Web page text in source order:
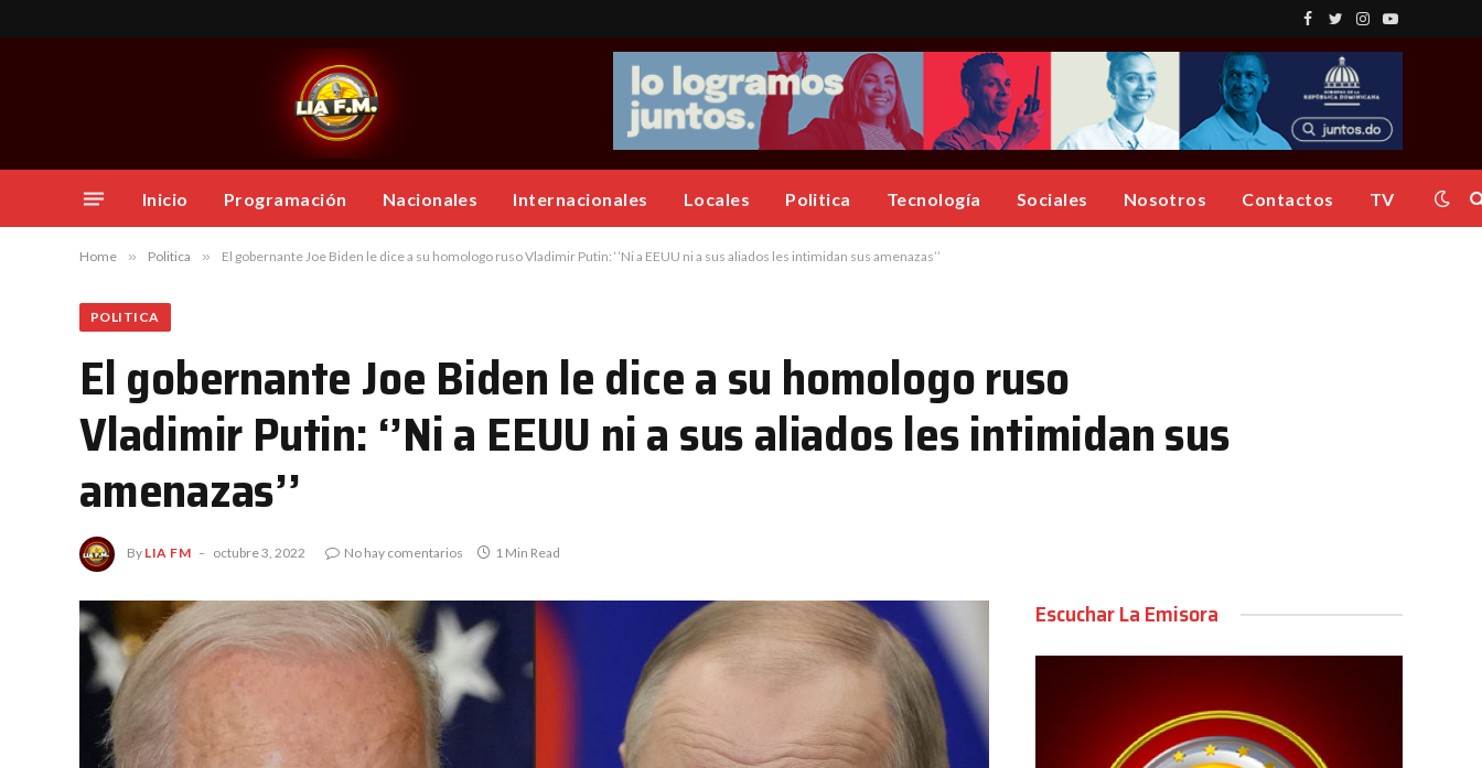
Facebook
TwitterInstagram
YouTube
Inicio Programación Nacionales Internacionales Locales Politica Tecnología Sociales Nosotros Contactos TV
Home » Politica » El gobernante Joe Biden le dice a su homologo ruso Vladimir Putin: ‘’Ni a EEUU ni a sus aliados les intimidan sus amenazas’’
POLITICA
El gobernante Joe Biden le dice a su homologo ruso
Vladimir Putin: ‘’Ni a EEUU ni a sus aliados les intimidan sus
amenazas’’
By LIA FM octubre 3, 2022 No hay comentarios 1 Min Read
Escuchar La Emisora